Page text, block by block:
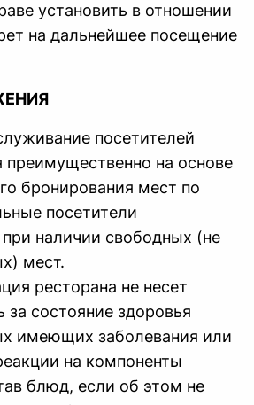
установить в отношении
на дальнейшее посещение
посетителей
преимущественно на основе
бронирования мест по
посетители
наличии свободных (не
мест.
ресторана не несет
за состояние здоровья
имеющих заболевания или
на компоненты
блюд, если об этом не